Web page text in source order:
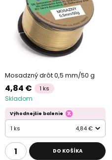
Mosadzný drôt 0,5 mm/50 g
4,84 € 1 ks
Skladom
Výhodnejšie balenie
1 ks 4,84 €
DO KOŠÍKA